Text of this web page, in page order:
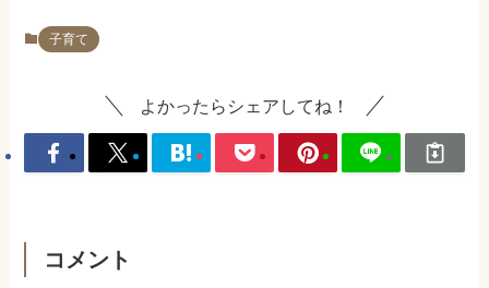
子育て
よかったらシェアしてね！
コメント